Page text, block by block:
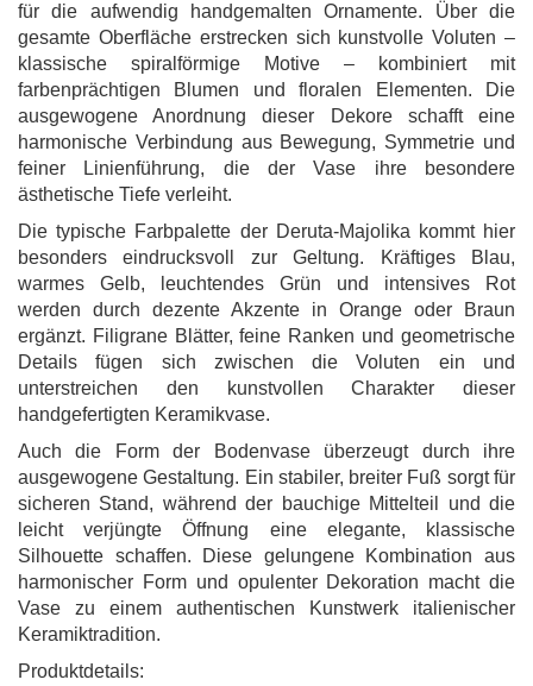
für die aufwendig handgemalten Ornamente. Über die
gesamte Oberfläche erstrecken sich kunstvolle Voluten –
klassische spiralförmige Motive – kombiniert mit
farbenprächtigen Blumen und floralen Elementen. Die
ausgewogene Anordnung dieser Dekore schafft eine
harmonische Verbindung aus Bewegung, Symmetrie und
feiner Linienführung, die der Vase ihre besondere
ästhetische Tiefe verleiht.
Die typische Farbpalette der Deruta-Majolika kommt hier
besonders eindrucksvoll zur Geltung. Kräftiges Blau,
warmes Gelb, leuchtendes Grün und intensives Rot
werden durch dezente Akzente in Orange oder Braun
ergänzt. Filigrane Blätter, feine Ranken und geometrische
Details fügen sich zwischen die Voluten ein und
unterstreichen den kunstvollen Charakter dieser
handgefertigten Keramikvase.
Auch die Form der Bodenvase überzeugt durch ihre
ausgewogene Gestaltung. Ein stabiler, breiter Fuß sorgt für
sicheren Stand, während der bauchige Mittelteil und die
leicht verjüngte Öffnung eine elegante, klassische
Silhouette schaffen. Diese gelungene Kombination aus
harmonischer Form und opulenter Dekoration macht die
Vase zu einem authentischen Kunstwerk italienischer
Keramiktradition.
Produktdetails: